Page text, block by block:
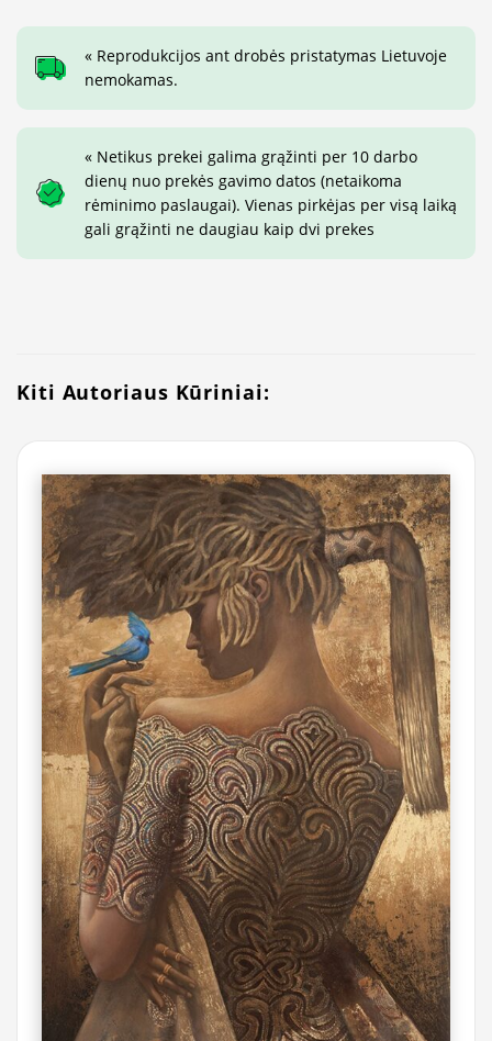
« Reprodukcijos ant drobės pristatymas Lietuvoje
nemokamas.
« Netikus prekei galima grąžinti per 10 darbo
dienų nuo prekės gavimo datos (netaikoma
rėminimo paslaugai). Vienas pirkėjas per visą laiką
gali grąžinti ne daugiau kaip dvi prekes
Kiti Autoriaus Kūriniai: